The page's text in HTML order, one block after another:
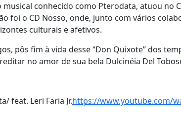
musical conhecido como Pterodata, atuou no
foi o CD Nosso, onde, junto com vários
culturais e afetivos.
pôs fim à vida desse “Don Quixote” dos
no amor de sua bela Dulcinéia Del
feat. Leri Faria Jr.https://www.youtube.com/